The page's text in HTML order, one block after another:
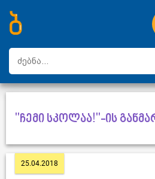
ახალი სიტყვები
ტოპ სიტყვები
დღის ტოპ სიტყვები
ტოპ მომხმარებლები
"ჩემი სკოლაა!"-ის
25.04.2018